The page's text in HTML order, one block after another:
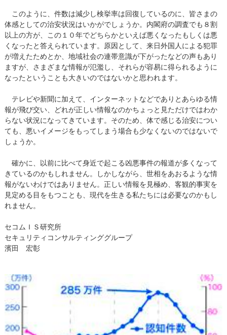
このように、件数は減少し検挙率は回復しているのに、皆さまの
体感としての治安状況はいかがでしょうか。内閣府の調査でも８割
以上の方が、この１０年でどちらかといえば悪くなったもしくは悪
くなったと答えられています。原因として、来日外国人による犯罪
が増えたためとか、地域社会の連帯意識が下がったなどの声もあり
ますが、さまざまな情報が氾濫し、それらが容易に得られるように
なったということも大きいのではないかと思われます。
テレビや新聞に加えて、インターネットなどでありとあらゆる情
報が飛び交い、どれが正しい情報なのかちょっと見ただけではわか
らない状況になってきています。そのため、体で感じる治安につい
ても、悪いイメージをもってしまう場合も少なくないのではないで
しょうか。
確かに、以前に比べて身近で起こる凶悪事件の報道が多くなって
きているのかもしれません。しかしながら、世相をあおるような情
報がないわけではありません。正しい情報を見極め、客観的事実を
見定める目をもつことも、現代を生きる私たちには必要なのかもし
れません。
セコムＩＳ研究所
セキュリティコンサルティンググループ
濱田 宏彰